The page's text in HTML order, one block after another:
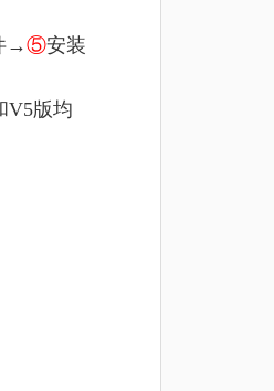
→⑤安装
V5版均